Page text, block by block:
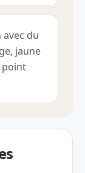
du
jaune
point